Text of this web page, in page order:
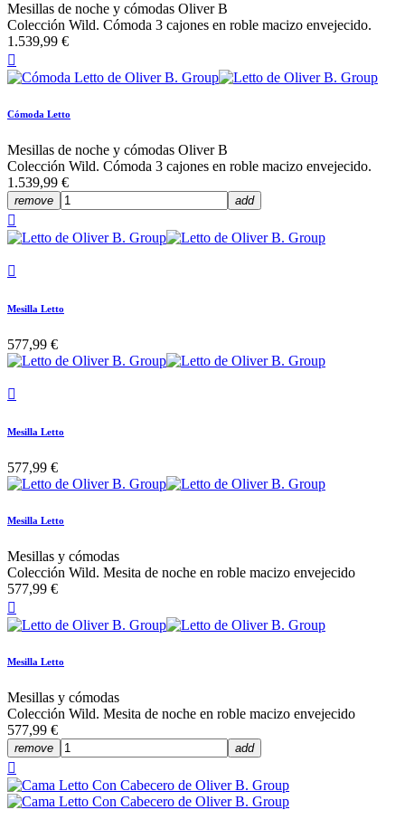
Mesillas de noche y cómodas Oliver B
Colección Wild. Cómoda 3 cajones en roble macizo envejecido.
1.539,99 €

Cómoda Letto
Mesillas de noche y cómodas Oliver B
Colección Wild. Cómoda 3 cajones en roble macizo envejecido.
1.539,99 €
remove add


Mesilla Letto
577,99 €

Mesilla Letto
577,99 €
Mesilla Letto
Mesillas y cómodas
Colección Wild. Mesita de noche en roble macizo envejecido
577,99 €

Mesilla Letto
Mesillas y cómodas
Colección Wild. Mesita de noche en roble macizo envejecido
577,99 €
remove add
